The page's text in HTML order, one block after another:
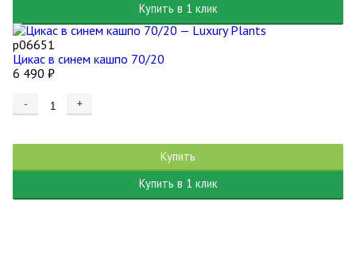
Купить в 1 клик
р06651
Цикас в синем кашпо 70/20
6 490 ₽
- +
Купить
Купить в 1 клик